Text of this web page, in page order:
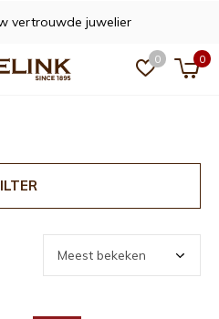
0 0
van vele merken